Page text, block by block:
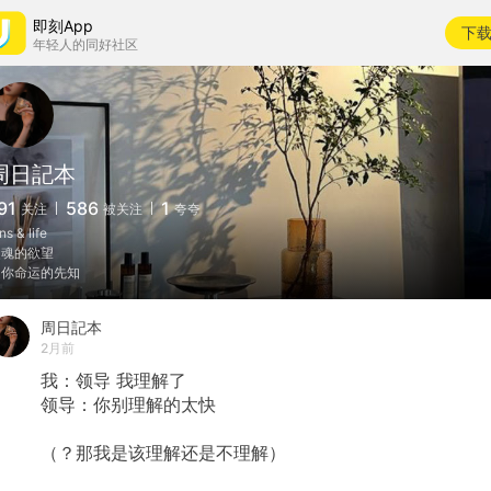
即刻App
年轻人的同好社区
下载
日記本
关注 586 被关注 1 夸夸
& life
的欲望
命运的先知
周日記本
2月前
我：领导 我理解了
领导：你别理解的太快
（？那我是该理解还是不理解）